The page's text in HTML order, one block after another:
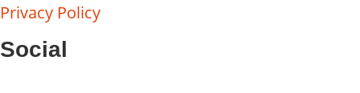
Privacy Policy
Social